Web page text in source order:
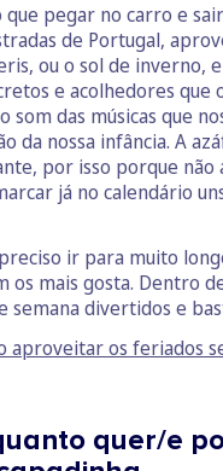
pegar no carro e
de Portugal,
ou o sol de inverno,
e acolhedores que
som das músicas que
da nossa infância. A
por isso porque
já no calendário
ir para muito
os mais gosta. Dentro
semana divertidos e
aproveitar os feriados
quer/e